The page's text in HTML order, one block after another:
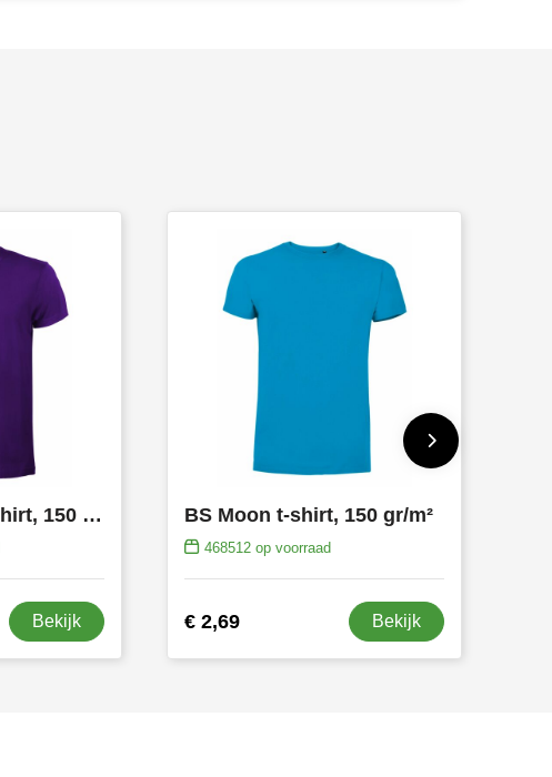
BS Evolution t-shirt, 150 gr/m²
Bekijk
BS Moon t-shirt, 150 gr/m²
468512 op voorraad
€ 2,69 Bekijk